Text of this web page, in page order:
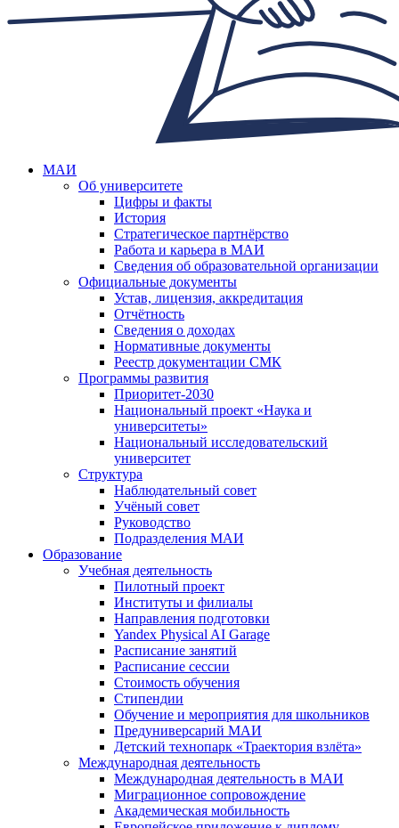
МАИ
Об университете
Цифры и факты
История
Стратегическое партнёрство
Работа и карьера в МАИ
Сведения об образовательной организации
Официальные документы
Устав, лицензия, аккредитация
Отчётность
Сведения о доходах
Нормативные документы
Реестр документации СМК
Программы развития
Приоритет-2030
Национальный проект «Наука и
университеты»
Национальный исследовательский
университет
Структура
Наблюдательный совет
Учёный совет
Руководство
Подразделения МАИ
Образование
Учебная деятельность
Пилотный проект
Институты и филиалы
Направления подготовки
Yandex Physical AI Garage
Расписание занятий
Расписание сессии
Стоимость обучения
Стипендии
Обучение и мероприятия для школьников
Предуниверсарий МАИ
Детский технопарк «Траектория взлёта»
Международная деятельность
Международная деятельность в МАИ
Миграционное сопровождение
Академическая мобильность